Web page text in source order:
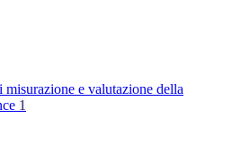
misurazione e valutazione della
1